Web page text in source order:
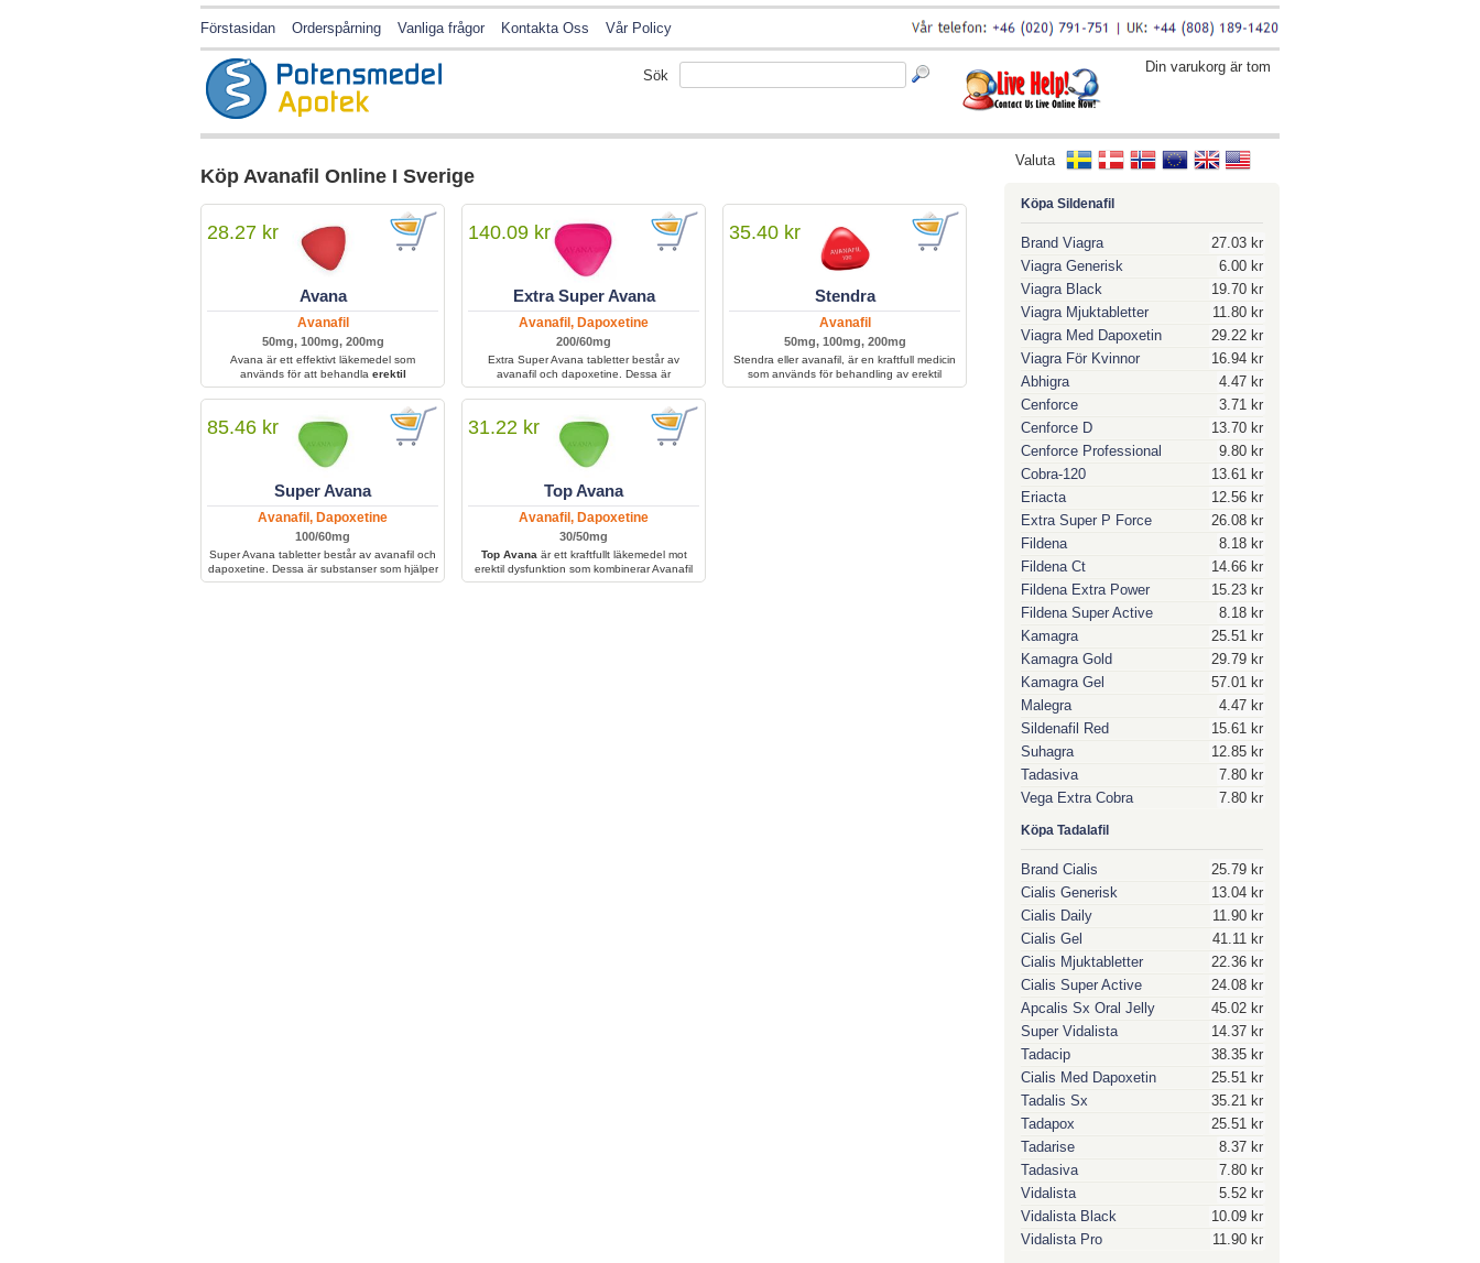
Förstasidan Orderspårning Vanliga frågor Kontakta Oss Vår Policy
Din varukorg är tom
Sök
Köp Avanafil Online I Sverige
28.27 kr
Avana
Avanafil
50mg, 100mg, 200mg
Avana är ett effektivt läkemedel som
används för att behandla erektil
dysfunktionhos män i alla åldrar. Det aktiva
ämnet hjälper till att öka blodflödet till penis
och gör det möjligt att uppnå och behålla en
fast erektion vid sexuell stimulans. Avana är
ett av de snabbverkande alternativen på
marknaden och erbjuder en pålitlig
sexuella funktion och livskvalitet.
140.09 kr
Extra Super Avana
Avanafil, Dapoxetine
200/60mg
Extra Super Avana tabletter består av
avanafil och dapoxetine. Dessa är
substanser som hjälper män att förlänga
samlag och bibehålla erektionen under
längre perioder.
35.40 kr
Stendra
Avanafil
50mg, 100mg, 200mg
Stendra eller avanafil, är en kraftfull medicin
som används för behandling av erektil
dysfunktion hos män i alla åldrar.
85.46 kr
Super Avana
Avanafil, Dapoxetine
100/60mg
Super Avana tabletter består av avanafil och
dapoxetine. Dessa är substanser som hjälper
män att förlänga samlag och bibehålla
31.22 kr
Top Avana
Avanafil, Dapoxetine
30/50mg
Top Avana är ett kraftfullt läkemedel mot
erektil dysfunktion som kombinerar Avanafil
för snabb effekt och Tadalafil för långvarig
Valuta
Köpa Sildenafil
Brand Viagra
27.03 kr
Viagra Generisk
6.00 kr
Viagra Black
19.70 kr
Viagra Mjuktabletter
11.80 kr
Viagra Med Dapoxetin
29.22 kr
Viagra För Kvinnor
16.94 kr
Abhigra
4.47 kr
Cenforce
3.71 kr
Cenforce D
13.70 kr
Cenforce Professional
9.80 kr
Cobra-120
13.61 kr
Eriacta
12.56 kr
Extra Super P Force
26.08 kr
Fildena
8.18 kr
Fildena Ct
14.66 kr
Fildena Extra Power
15.23 kr
Fildena Super Active
8.18 kr
Kamagra
25.51 kr
Kamagra Gold
29.79 kr
Kamagra Gel
57.01 kr
Malegra
4.47 kr
Sildenafil Red
15.61 kr
Suhagra
12.85 kr
Tadasiva
7.80 kr
Vega Extra Cobra
7.80 kr
Köpa Tadalafil
Brand Cialis
25.79 kr
Cialis Generisk
13.04 kr
Cialis Daily
11.90 kr
Cialis Gel
41.11 kr
Cialis Mjuktabletter
22.36 kr
Cialis Super Active
24.08 kr
Apcalis Sx Oral Jelly
45.02 kr
Super Vidalista
14.37 kr
Tadacip
38.35 kr
Cialis Med Dapoxetin
25.51 kr
Tadalis Sx
35.21 kr
Tadapox
25.51 kr
Tadarise
8.37 kr
Tadasiva
7.80 kr
Vidalista
5.52 kr
Vidalista Black
10.09 kr
Vidalista Pro
11.90 kr